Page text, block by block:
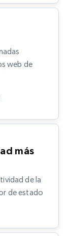
web de
más
de la
de estado